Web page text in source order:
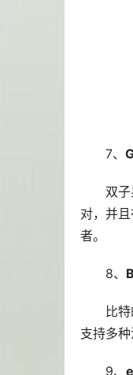
7、
双
对，并
者。
8、
比
支持多
9、